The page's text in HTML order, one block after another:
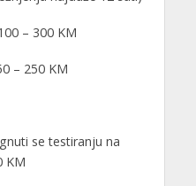
– 300 KM
– 250 KM
se testiranju na
KM